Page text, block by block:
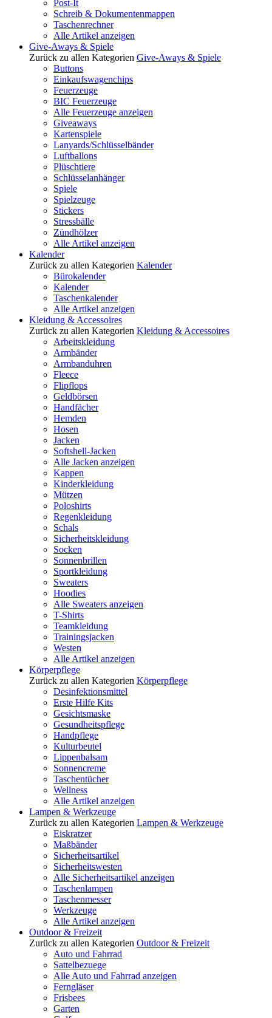
Post-It
Schreib & Dokumentenmappen
Taschenrechner
Alle Artikel anzeigen
Give-Aways & Spiele
Zurück zu allen Kategorien Give-Aways & Spiele
Buttons
Einkaufswagenchips
Feuerzeuge
BIC Feuerzeuge
Alle Feuerzeuge anzeigen
Giveaways
Kartenspiele
Lanyards/Schlüsselbänder
Luftballons
Plüschtiere
Schlüsselanhänger
Spiele
Spielzeuge
Stickers
Stressbälle
Zündhölzer
Alle Artikel anzeigen
Kalender
Zurück zu allen Kategorien Kalender
Bürokalender
Kalender
Taschenkalender
Alle Artikel anzeigen
Kleidung & Accessoires
Zurück zu allen Kategorien Kleidung & Accessoires
Arbeitskleidung
Armbänder
Armbanduhren
Fleece
Flipflops
Geldbörsen
Handfächer
Hemden
Hosen
Jacken
Softshell-Jacken
Alle Jacken anzeigen
Kappen
Kinderkleidung
Mützen
Poloshirts
Regenkleidung
Schals
Sicherheitskleidung
Socken
Sonnenbrillen
Sportkleidung
Sweaters
Hoodies
Alle Sweaters anzeigen
T-Shirts
Teamkleidung
Trainingsjacken
Westen
Alle Artikel anzeigen
Körperpflege
Zurück zu allen Kategorien Körperpflege
Desinfektionsmittel
Erste Hilfe Kits
Gesichtsmaske
Gesundheitspflege
Handpflege
Kulturbeutel
Lippenbalsam
Sonnencreme
Taschentücher
Wellness
Alle Artikel anzeigen
Lampen & Werkzeuge
Zurück zu allen Kategorien Lampen & Werkzeuge
Eiskratzer
Maßbänder
Sicherheitsartikel
Sicherheitswesten
Alle Sicherheitsartikel anzeigen
Taschenlampen
Taschenmesser
Werkzeuge
Alle Artikel anzeigen
Outdoor & Freizeit
Zurück zu allen Kategorien Outdoor & Freizeit
Auto und Fahrrad
Sattelbezuege
Alle Auto und Fahrrad anzeigen
Ferngläser
Frisbees
Garten